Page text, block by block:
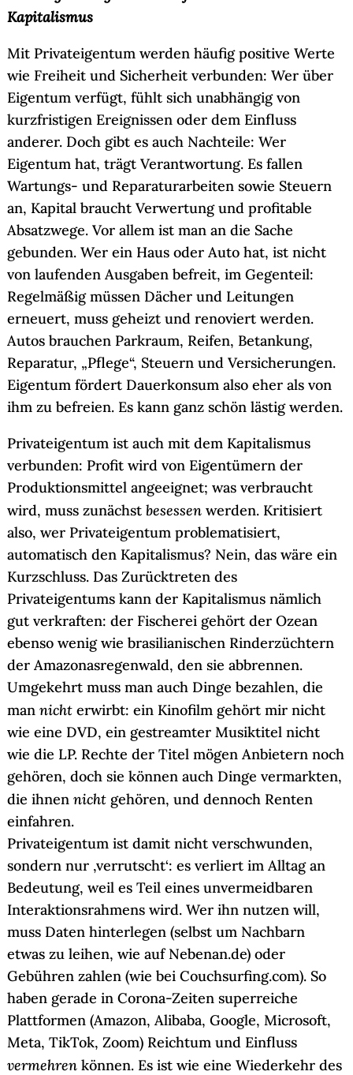
Kapitalismus
Mit Privateigentum werden häufig positive Werte
wie Freiheit und Sicherheit verbunden: Wer über
Eigentum verfügt, fühlt sich unabhängig von
kurzfristigen Ereignissen oder dem Einfluss
anderer. Doch gibt es auch Nachteile: Wer
Eigentum hat, trägt Verantwortung. Es fallen
Wartungs- und Reparaturarbeiten sowie Steuern
an, Kapital braucht Verwertung und profitable
Absatzwege. Vor allem ist man an die Sache
gebunden. Wer ein Haus oder Auto hat, ist nicht
von laufenden Ausgaben befreit, im Gegenteil:
Regelmäßig müssen Dächer und Leitungen
erneuert, muss geheizt und renoviert werden.
Autos brauchen Parkraum, Reifen, Betankung,
Reparatur, „Pflege“, Steuern und Versicherungen.
Eigentum fördert Dauerkonsum also eher als von
ihm zu befreien. Es kann ganz schön lästig werden.
Privateigentum ist auch mit dem Kapitalismus
verbunden: Profit wird von Eigentümern der
Produktionsmittel angeeignet; was verbraucht
wird, muss zunächst besessen werden. Kritisiert
also, wer Privateigentum problematisiert,
automatisch den Kapitalismus? Nein, das wäre ein
Kurzschluss. Das Zurücktreten des
Privateigentums kann der Kapitalismus nämlich
gut verkraften: der Fischerei gehört der Ozean
ebenso wenig wie brasilianischen Rinderzüchtern
der Amazonasregenwald, den sie abbrennen.
Umgekehrt muss man auch Dinge bezahlen, die
man nicht erwirbt: ein Kinofilm gehört mir nicht
wie eine DVD, ein gestreamter Musiktitel nicht
wie die LP. Rechte der Titel mögen Anbietern noch
gehören, doch sie können auch Dinge vermarkten,
die ihnen nicht gehören, und dennoch Renten
einfahren.
Privateigentum ist damit nicht verschwunden,
sondern nur ‚verrutscht‘: es verliert im Alltag an
Bedeutung, weil es Teil eines unvermeidbaren
Interaktionsrahmens wird. Wer ihn nutzen will,
muss Daten hinterlegen (selbst um Nachbarn
etwas zu leihen, wie auf Nebenan.de) oder
Gebühren zahlen (wie bei Couchsurfing.com). So
haben gerade in Corona-Zeiten superreiche
Plattformen (Amazon, Alibaba, Google, Microsoft,
Meta, TikTok, Zoom) Reichtum und Einfluss
vermehren können. Es ist wie eine Wiederkehr des